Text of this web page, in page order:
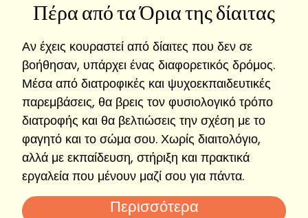
Πέρα από τα Όρια της δίαιτας
Αν έχεις κουραστεί από δίαιτες που δεν σε
βοήθησαν, υπάρχει ένας διαφορετικός δρόμος.
Μέσα από διατροφικές και ψυχοεκπαιδευτικές
παρεμβάσεις, θα βρεις τον φυσιολογικό τρόπο
διατροφής και θα βελτιώσεις την σχέση με το
φαγητό και το σώμα σου. Χωρίς διαιτολόγιο,
αλλά με εκπαίδευση, στήριξη και πρακτικά
εργαλεία που μένουν μαζί σου για πάντα.
Περισσότερα